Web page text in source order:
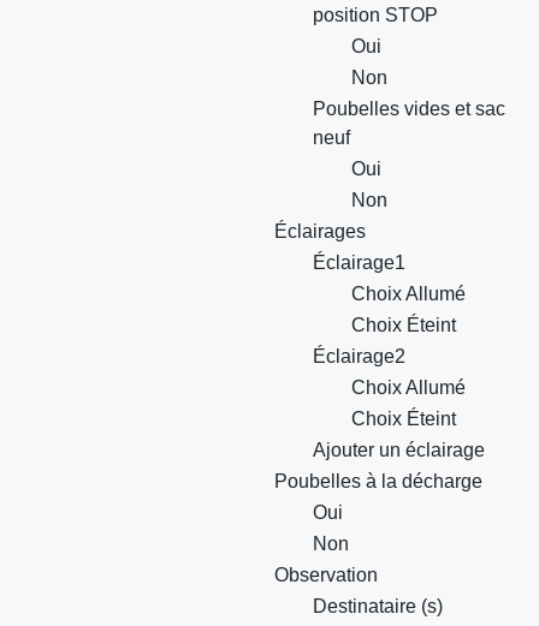
position STOP
Oui
Non
Poubelles vides et sac
neuf
Oui
Non
Éclairages
Éclairage1
Choix Allumé
Choix Éteint
Éclairage2
Choix Allumé
Choix Éteint
Ajouter un éclairage
Poubelles à la décharge
Oui
Non
Observation
Destinataire (s)